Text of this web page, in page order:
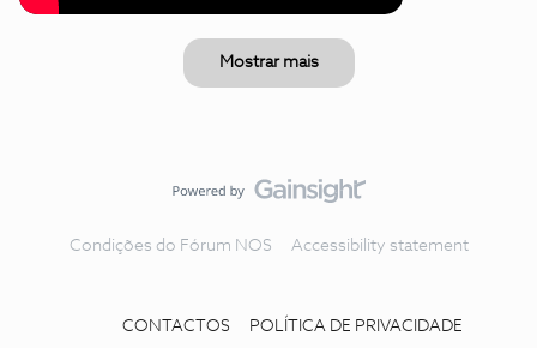
Mostrar mais
Condições do Fórum NOS Accessibility statement
CONTACTOS POLÍTICA DE PRIVACIDADE